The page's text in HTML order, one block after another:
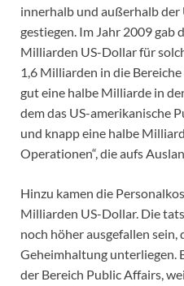
innerhalb und außerhalb
gestiegen. Im Jahr 2009 gab
Milliarden US-Dollar für
1,6 Milliarden in die
gut eine halbe Milliarde in
dem das US-amerikanische
und knapp eine halbe
Operationen“, die aufs
Hinzu kamen die
Milliarden US-Dollar. Die
noch höher ausgefallen sein,
Geheimhaltung unterliegen.
der Bereich Public Affairs,